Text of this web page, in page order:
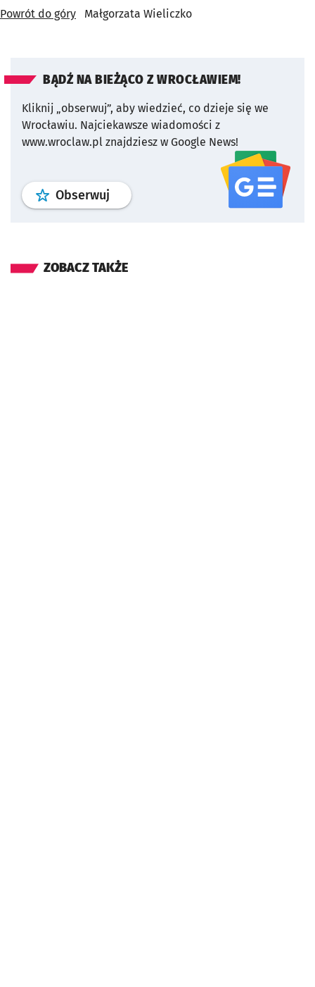
Powrót do góry Małgorzata Wieliczko
BĄDŹ NA BIEŻĄCO Z WROCŁAWIEM!
Kliknij „obserwuj”, aby wiedzieć, co dzieje się we
Wrocławiu. Najciekawsze wiadomości z
www.wroclaw.pl znajdziesz w Google News!
Obserwuj profil serwisu
ZOBACZ TAKŻE